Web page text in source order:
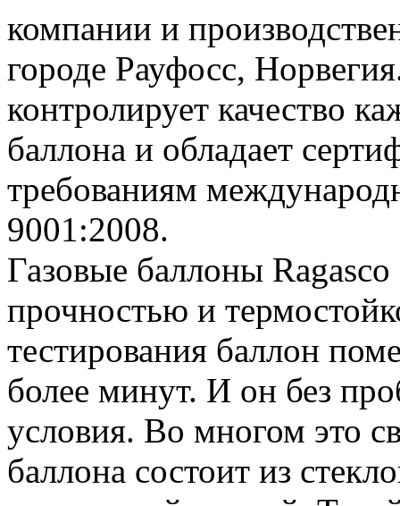
компании и
городе Рауфосс,
контролирует качество
баллона и обладает
требованиям
9001:2008.
Газовые баллоны
прочностью и
тестирования баллон
более минут. И он без
условия. Во многом это
баллона состоит из